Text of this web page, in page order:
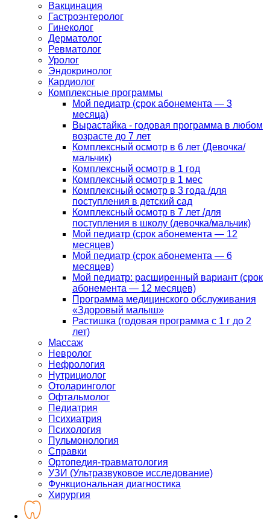
Вакцинация
Гастроэнтеролог
Гинеколог
Дерматолог
Ревматолог
Уролог
Эндокринолог
Кардиолог
Комплексные программы
Мой педиатр (срок абонемента — 3
месяца)
Вырастайка - годовая программа в любом
возрасте до 7 лет
Комплексный осмотр в 6 лет (Девочка/
мальчик)
Комплексный осмотр в 1 год
Комплексный осмотр в 1 мес
Комплексный осмотр в 3 года /для
поступления в детский сад
Комплексный осмотр в 7 лет /для
поступления в школу (девочка/мальчик)
Мой педиатр (срок абонемента — 12
месяцев)
Мой педиатр (срок абонемента — 6
месяцев)
Мой педиатр: расширенный вариант (срок
абонемента — 12 месяцев)
Программа медицинского обслуживания
«Здоровый малыш»
Растишка (годовая программа с 1 г до 2
лет)
Массаж
Невролог
Нефрология
Нутрициолог
Отоларинголог
Офтальмолог
Педиатрия
Психиатрия
Психология
Пульмонология
Справки
Ортопедия-травматология
УЗИ (Ультразвуковое исследование)
Функциональная диагностика
Хирургия